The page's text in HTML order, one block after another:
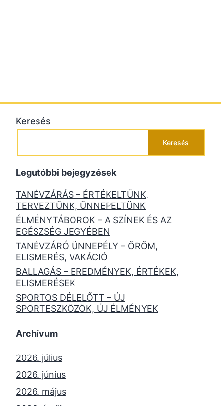
Keresés
Keresés
Legutóbbi bejegyzések
TANÉVZÁRÁS – ÉRTÉKELTÜNK,
TERVEZTÜNK, ÜNNEPELTÜNK
ÉLMÉNYTÁBOROK – A SZÍNEK ÉS AZ
EGÉSZSÉG JEGYÉBEN
TANÉVZÁRÓ ÜNNEPÉLY – ÖRÖM,
ELISMERÉS, VAKÁCIÓ
BALLAGÁS – EREDMÉNYEK, ÉRTÉKEK,
ELISMERÉSEK
SPORTOS DÉLELŐTT – ÚJ
SPORTESZKÖZÖK, ÚJ ÉLMÉNYEK
Archívum
2026. július
2026. június
2026. május